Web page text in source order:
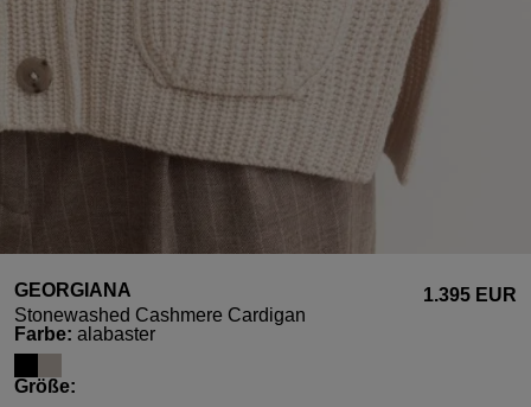
GEORGIANA
Stonewashed Cashmere Cardigan
1.395 EUR
Farbeauswählen
: alabaster
Größeauswählen
: